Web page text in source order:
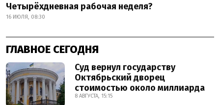
Четырёхдневная рабочая неделя?
16 ИЮЛЯ, 08:30
ГЛАВНОЕ СЕГОДНЯ
Суд вернул государству
Октябрьский дворец
стоимостью около миллиарда
8 АВГУСТА, 15:15